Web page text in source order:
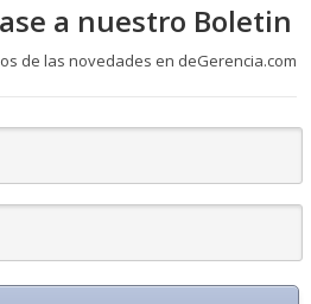
a nuestro Boletin
de las novedades en deGerencia.com